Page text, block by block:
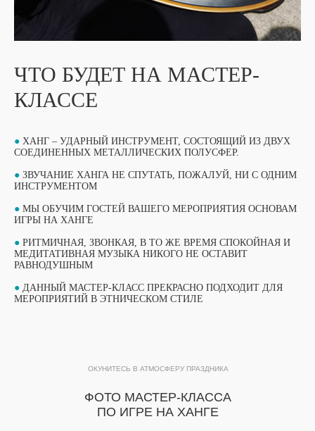
ЧТО БУДЕТ НА МАСТЕР-
КЛАССЕ
● ХАНГ – УДАРНЫЙ ИНСТРУМЕНТ, СОСТОЯЩИЙ ИЗ ДВУХ
СОЕДИНЕННЫХ МЕТАЛЛИЧЕСКИХ ПОЛУСФЕР.
● ЗВУЧАНИЕ ХАНГА НЕ СПУТАТЬ, ПОЖАЛУЙ, НИ С ОДНИМ
ИНСТРУМЕНТОМ
● МЫ ОБУЧИМ ГОСТЕЙ ВАШЕГО МЕРОПРИЯТИЯ ОСНОВАМ
ИГРЫ НА ХАНГЕ
● РИТМИЧНАЯ, ЗВОНКАЯ, В ТО ЖЕ ВРЕМЯ СПОКОЙНАЯ И
МЕДИТАТИВНАЯ МУЗЫКА НИКОГО НЕ ОСТАВИТ
РАВНОДУШНЫМ
● ДАННЫЙ МАСТЕР-КЛАСС ПРЕКРАСНО ПОДХОДИТ ДЛЯ
МЕРОПРИЯТИЙ В ЭТНИЧЕСКОМ СТИЛЕ
ФОТО МАСТЕР-КЛАССА
ПО ИГРЕ НА ХАНГЕ
ОКУНИТЕСЬ В АТМОСФЕРУ ПРАЗДНИКА
ФОРМАТЫ ПРОВЕДЕНИЯ
МАСТЕР-КЛАССА
ПРОДОЛЖИТЕЛЬНОСТЬЮ 1 ЧАС. ДО 15
УЧАСТНИКОВ В ГРУППЕ ПРИ РАБОТЕ ОДНОГО
Быстрый формат мастер-класса, который